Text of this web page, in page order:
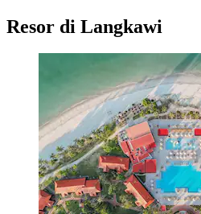
Resor di Langkawi